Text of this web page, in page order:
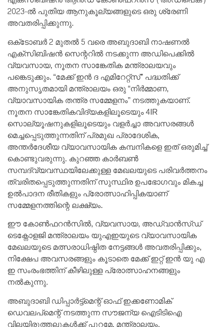
2023-ൽ പുതിയ ആനുകൂല്യങ്ങളുടെ ഒരു ശ്രേണി
അവതരിപ്പിക്കുന്നു.
ഒക്‌ടോബർ 2 മുതൽ 5 വരെ അബുദാബി നാഷണൽ
എക്‌സിബിഷൻ സെന്ററിൽ നടക്കുന്ന അഡിപെക്കിൽ
വ്യവസായ, നൂതന സാങ്കേതിക മന്ത്രാലയവും
പങ്കെടുക്കും. “മേക്ക് ഇൻ ദ എമിറേറ്റ്സ്” പദ്ധതിക്ക്
അനുസൃതമായി മന്ത്രാലയം ഒരു “നിർമ്മാണ,
വ്യാവസായിക തന്ത്ര സമ്മേളനം” നടത്തുകയാണ്.
നൂതന സാങ്കേതികവിദ്യകളിലൂടെയും 4IR
സൊല്യൂഷനുകളിലൂടെയും വളർച്ചാ അവസരങ്ങൾ
മെച്ചപ്പെടുത്തുന്നതിന് പ്രമുഖ പ്രാദേശിക,
അന്തർദേശീയ വ്യാവസായിക കമ്പനികളെ ഇത് ഒരുമിച്ച്
കൊണ്ടുവരുന്നു. കുറഞ്ഞ കാർബൺ
സമ്പദ്‌വ്യവസ്ഥയിലേക്കുള്ള മേഖലയുടെ പരിവർത്തനം
ത്വരിതപ്പെടുത്തുന്നതിന് സുസ്ഥിര ഉപഭോഗവും മികച്ച
ഉൽ‌പാദന രീതികളും പ്രോത്സാഹിപ്പികയാണ്
സമ്മേളനത്തിന്റെ ലക്ഷ്യം.
ഈ കോൺഫറൻസിൽ, വ്യവസായ, അഡ്വാൻസ്ഡ്
ടെക്നോളജി മന്ത്രാലയം യുഎഇയുടെ വ്യാവസായിക
മേഖലയുടെ മത്സരാധിഷ്ഠിത നേട്ടങ്ങൾ അവതരിപ്പിക്കും,
നിക്ഷേപ അവസരങ്ങളും കൂടാതെ മേക്ക് ഇറ്റ് ഇൻ യു എ
ഇ സംരംഭത്തിന് കീഴിലുള്ള പ്രോത്സാഹനങ്ങളും
നൽകുന്നു.
അബുദാബി ഡിപ്പാർട്ട്‌മെന്റ് ഓഫ് ഇക്കണോമിക്
ഡെവലപ്‌മെന്റ് നടത്തുന്ന സൗജന്യ ഐടിടിഐ
വിലയിരുത്തലുകൾക്ക് പുറമേ, മന്ത്രാലയം,